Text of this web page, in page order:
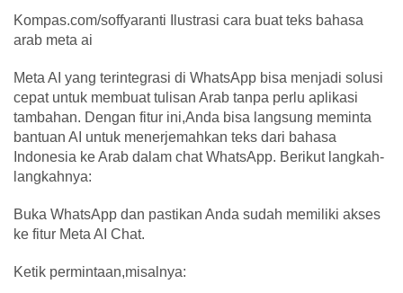
Kompas.com/soffyaranti Ilustrasi cara buat teks bahasa
arab meta ai
Meta AI yang terintegrasi di WhatsApp bisa menjadi solusi
cepat untuk membuat tulisan Arab tanpa perlu aplikasi
tambahan. Dengan fitur ini,Anda bisa langsung meminta
bantuan AI untuk menerjemahkan teks dari bahasa
Indonesia ke Arab dalam chat WhatsApp. Berikut langkah-
langkahnya:
Buka WhatsApp dan pastikan Anda sudah memiliki akses
ke fitur Meta AI Chat.
Ketik permintaan,misalnya: